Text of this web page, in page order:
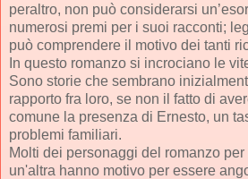
peraltro, non può considerarsi
numerosi premi per i suoi racconti;
può comprendere il motivo dei tanti
In questo romanzo si incrociano le
Sono storie che sembrano
rapporto fra loro, se non il fatto di
comune la presenza di Ernesto, un
problemi familiari.
Molti dei personaggi del romanzo
un'altra hanno motivo per essere